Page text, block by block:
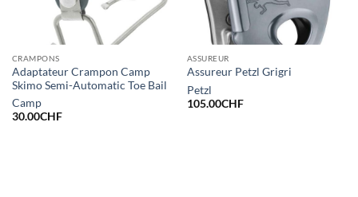
CRAMPONS
Adaptateur Crampon Camp
Skimo Semi-Automatic Toe Bail
Camp
30.00CHF
ASSUREUR
Assureur Petzl Grigri
Petzl
105.00CHF